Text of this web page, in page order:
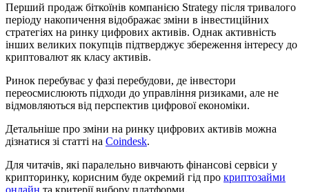
Перший продаж біткоїнів компанією Strategy після тривалого
періоду накопичення відображає зміни в інвестиційних
стратегіях на ринку цифрових активів. Однак активність
інших великих покупців підтверджує збереження інтересу до
криптовалют як класу активів.
Ринок перебуває у фазі перебудови, де інвестори
переосмислюють підходи до управління ризиками, але не
відмовляються від перспектив цифрової економіки.
Детальніше про зміни на ринку цифрових активів можна
дізнатися зі статті на Coindesk.
Для читачів, які паралельно вивчають фінансові сервіси у
крипторинку, корисним буде окремий гід про криптозайми
онлайн та критерії вибору платформи.